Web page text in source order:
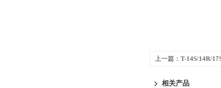
上一篇： T-14S/14R/
相关产品